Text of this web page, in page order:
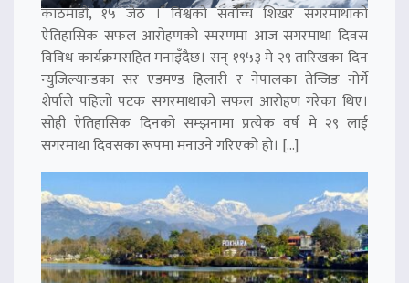
काठमाडौं, १५ जेठ । विश्वको सर्वोच्च शिखर सगरमाथाको
ऐतिहासिक सफल आरोहणको स्मरणमा आज सगरमाथा दिवस
विविध कार्यक्रमसहित मनाइँदैछ। सन् १९५३ मे २९ तारिखका दिन
न्युजिल्यान्डका सर एडमण्ड हिलारी र नेपालका तेन्जिङ नोर्गे
शेर्पाले पहिलो पटक सगरमाथाको सफल आरोहण गरेका थिए।
सोही ऐतिहासिक दिनको सम्झनामा प्रत्येक वर्ष मे २९ लाई
सगरमाथा दिवसका रूपमा मनाउने गरिएको हो। […]